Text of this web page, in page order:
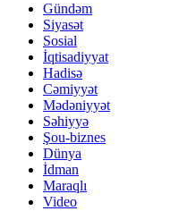
Gündəm
Siyasət
Sosial
İqtisadiyyat
Hadisə
Cəmiyyət
Mədəniyyət
Səhiyyə
Şou-biznes
Dünya
İdman
Maraqlı
Video